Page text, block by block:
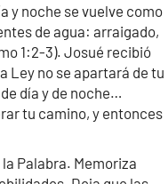
y noche se vuelve como
de agua: arraigado,
1:2-3). Josué recibió
Ley no se apartará de tu
día y de noche…
tu camino, y entonces
Palabra. Memoriza